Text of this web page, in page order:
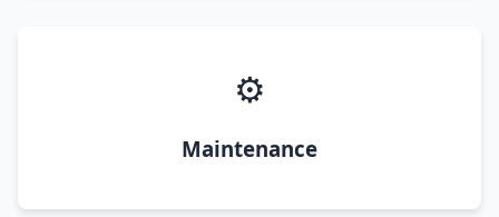
⚙️
Maintenance